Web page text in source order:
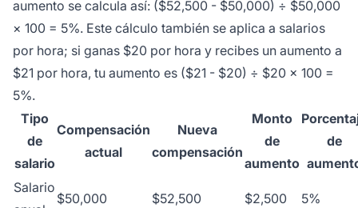
aumento se calcula así: ($52,500 - $50,000) ÷ $50,000
× 100 = 5%. Este cálculo también se aplica a salarios
por hora; si ganas $20 por hora y recibes un aumento a
$21 por hora, tu aumento es ($21 - $20) ÷ $20 × 100 =
5%.
Tipo
de
salario
Compensación
actual
Nueva
compensación
Monto
de
aumento
de
Salario
$50,000 $52,500 $2,500 5%